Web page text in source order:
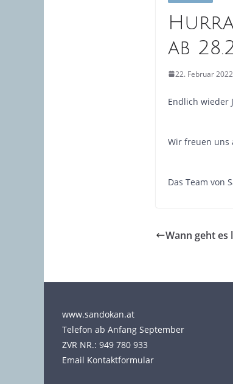
ab
22. Februar 2022
Endlich wieder
Wir freuen uns
Das Team von
Wann geht es
www.sandokan.at
Telefon ab Anfang September
ZVR NR.: 949 780 933
Email Kontaktformular